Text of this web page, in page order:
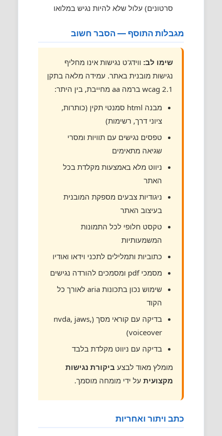
סרטונים) עלול שלא להיות נגיש במלואו
מגבלות התוסף — הסבר חשוב
שימו לב: ווידג'ט נגישות אינו מחליף
נגישות מובנית באתר. עמידה מלאה בתקן
wcag 2.1 ברמה aa מחייבת, בין היתר:
מבנה html סמנטי תקין (כותרות,
ציוני דרך, רשימות)
טפסים נגישים עם תוויות ומסרי
שגיאה מתאימים
ניווט מלא באמצעות מקלדת בכל
האתר
ניגודיות צבעים מספקת המובנית
בעיצוב האתר
טקסט חלופי לכל התמונות
המשמעותיות
כתוביות ותמלילים לתכני וידאו ואודיו
מסמכי pdf ומסמכים להורדה נגישים
שימוש נכון בתכונות aria לאורך כל
הקוד
בדיקה עם קוראי מסך (nvda, jaws,
voiceover)
בדיקה עם ניווט מקלדת בלבד
מומלץ מאוד לבצע ביקורת נגישות
מקצועיתעל ידי מומחה מוסמך.
כתב ויתור ואחריות